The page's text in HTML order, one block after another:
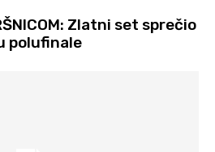
Zlatni set sprečio
polufinale